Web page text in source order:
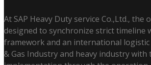
At SAP Heavy Duty service Co.,Ltd., the
designed to synchronize strict timeline
framework and an international
& Gas Industry and heavy industry